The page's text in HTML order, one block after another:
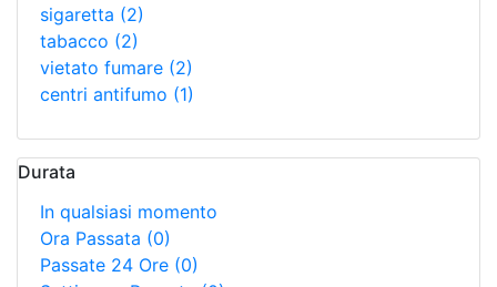
sigaretta (2)
tabacco (2)
vietato fumare (2)
centri antifumo (1)
Durata
In qualsiasi momento
Ora Passata (0)
Passate 24 Ore (0)